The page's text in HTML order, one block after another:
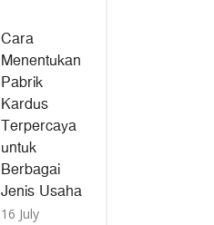
Cara
Menentukan
Pabrik
Kardus
Terpercaya
untuk
Berbagai
Jenis Usaha
16 July